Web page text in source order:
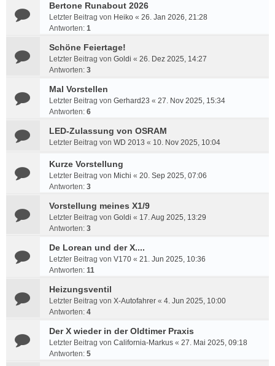
Bertone Runabout 2026
Letzter Beitrag von Heiko « 26. Jan 2026, 21:28
Antworten: 1
Schöne Feiertage!
Letzter Beitrag von Goldi « 26. Dez 2025, 14:27
Antworten: 3
Mal Vorstellen
Letzter Beitrag von Gerhard23 « 27. Nov 2025, 15:34
Antworten: 6
LED-Zulassung von OSRAM
Letzter Beitrag von WD 2013 « 10. Nov 2025, 10:04
Kurze Vorstellung
Letzter Beitrag von Michi « 20. Sep 2025, 07:06
Antworten: 3
Vorstellung meines X1/9
Letzter Beitrag von Goldi « 17. Aug 2025, 13:29
Antworten: 3
De Lorean und der X....
Letzter Beitrag von V170 « 21. Jun 2025, 10:36
Antworten: 11
Heizungsventil
Letzter Beitrag von X-Autofahrer « 4. Jun 2025, 10:00
Antworten: 4
Der X wieder in der Oldtimer Praxis
Letzter Beitrag von California-Markus « 27. Mai 2025, 09:18
Antworten: 5